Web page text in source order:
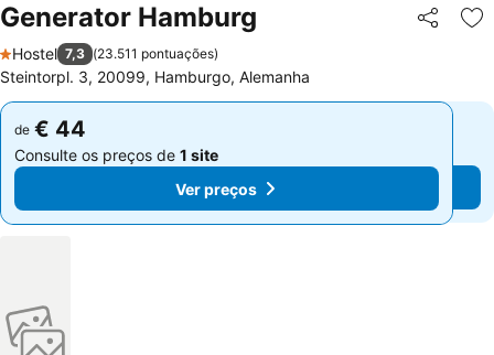
Generator Hamburg Partilhar
1 Estrelas
Hostel 7,3 (23.511 pontuações)
Steintorpl. 3, 20099, Hamburgo, Alemanha
de € 44
Consulte os preços de 1 site
Ver preços
de € 44
Consulte os preços de 1 site
Ver preços